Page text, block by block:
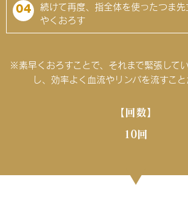
04
続けて再度、指全体を使ったつま先
やくおろす
※素早くおろすことで、それまで緊張して
し、効率よく血流やリンパを流すこと
【回数】
10回